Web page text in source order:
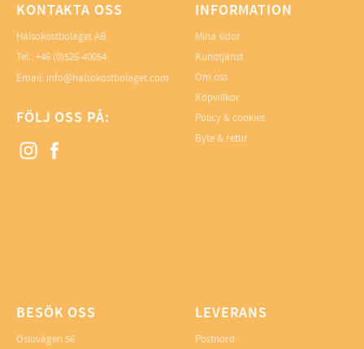
KONTAKTA OSS
Hälsokostbolaget AB
Tel.: +46 (0)526-40054
Email: info@halsokostbolaget.com
FÖLJ OSS PÅ:
INFORMATION
Mina sidor
Kundtjänst
Om oss
Köpvillkor
Policy & cookies
Byte & retur
BESÖK OSS
Oslovägen 56
LEVERANS
Postnord